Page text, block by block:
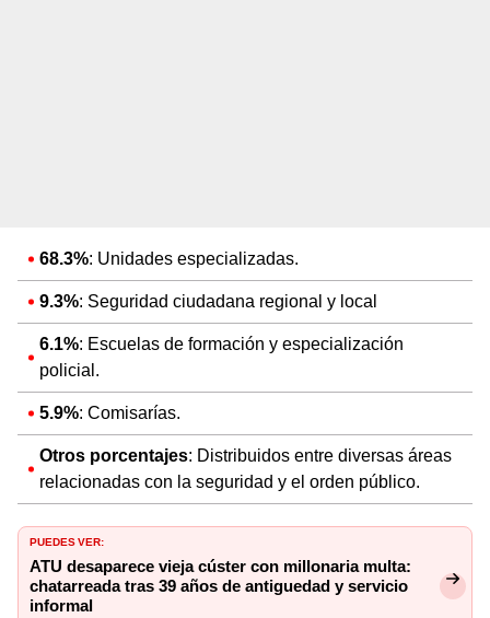
68.3%: Unidades especializadas.
9.3%: Seguridad ciudadana regional y local
6.1%: Escuelas de formación y especialización
policial.
5.9%: Comisarías.
Otros porcentajes: Distribuidos entre diversas áreas
relacionadas con la seguridad y el orden público.
PUEDES VER:
ATU desaparece vieja cúster con millonaria multa:
chatarreada tras 39 años de antiguedad y servicio
informal